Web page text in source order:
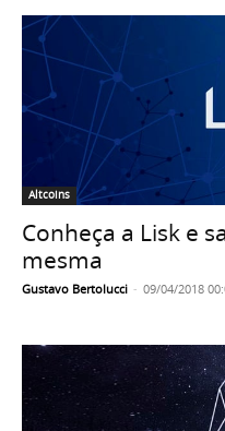
Altcoins
Conheça a Lisk e
mesma
Gustavo Bertolucci - 09/04/2018